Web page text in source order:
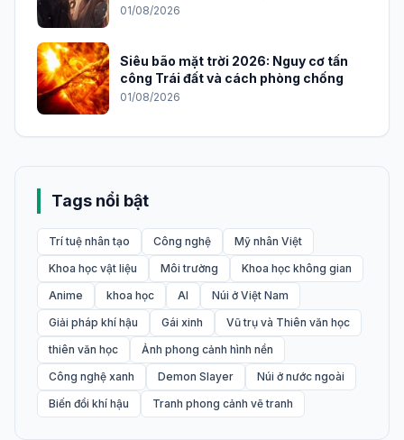
2026
01/08/2026
Siêu bão mặt trời 2026: Nguy cơ tấn
công Trái đất và cách phòng chống
01/08/2026
Tags nổi bật
Trí tuệ nhân tạo Công nghệ
Mỹ nhân Việt
Khoa học vật liệu
Môi trường
Khoa học không gian
Anime
khoa học AI
Núi ở Việt Nam
Giải pháp khí hậu
Gái xinh
Vũ trụ và Thiên văn học
thiên văn học
Ảnh phong cảnh hình nền
Công nghệ xanh
Demon Slayer
Núi ở nước ngoài
Biến đổi khí hậu
Tranh phong cảnh vẽ tranh